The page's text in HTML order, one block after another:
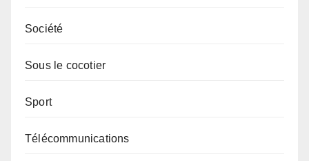
Société
Sous le cocotier
Sport
Télécommunications